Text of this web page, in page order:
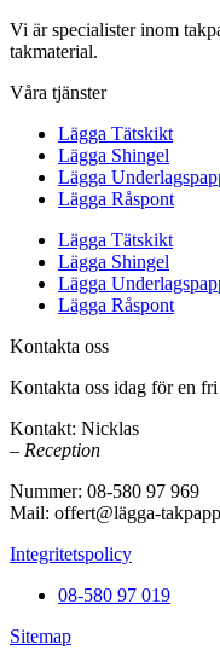
Vi är specialister inom
takmaterial.
Våra tjänster
Lägga Tätskikt
Lägga Shingel
Lägga
Lägga Råspont
Lägga Tätskikt
Lägga Shingel
Lägga
Lägga Råspont
Kontakta oss
Kontakta oss idag för en
Kontakt: Nicklas
– Reception
Nummer: 08-580 97 969
Mail: offert@lägga-
Integritetspolicy
08-580 97 019
Sitemap